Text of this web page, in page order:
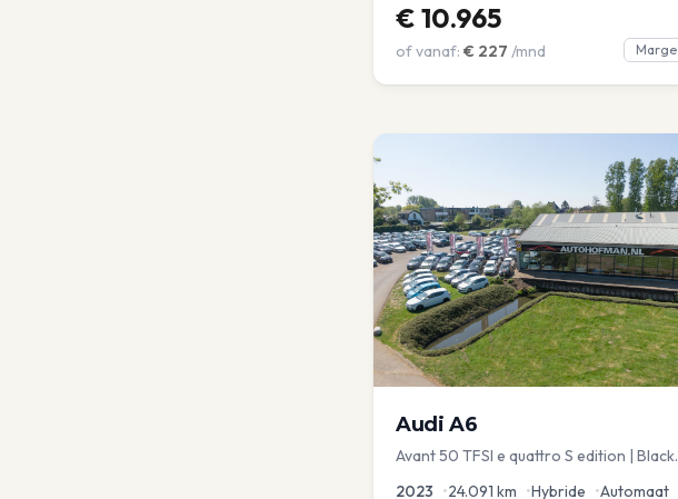
€ 10.965
of vanaf: € 227 /mnd Marge
Audi A6
Avant 50 TFSI e quattro S edition | Black
2023 •24.091 km •Hybride •Automaat